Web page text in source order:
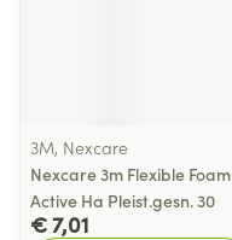
3M, Nexcare
Nexcare 3m Flexible Foam
Active Ha Pleist.gesn. 30
€ 7,01